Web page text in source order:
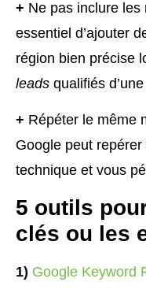
+ Ne pas inclure
essentiel d’ajouter
région bien précise
leads qualifiés
+ Répéter le même
Google peut
technique et vous
5 outils
clés ou les
1) Google Keyword